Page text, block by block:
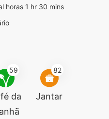
horas 1 hr 30 mins
59
da
82
Jantar